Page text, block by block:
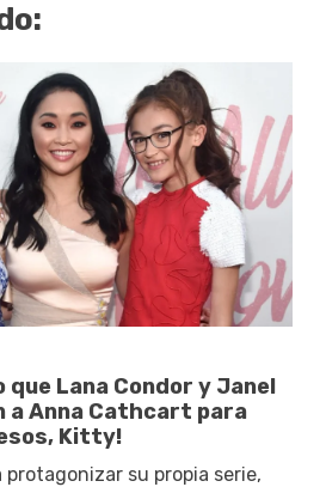
que Lana Condor y Janel
a Anna Cathcart para
Kitty!
su propia serie,